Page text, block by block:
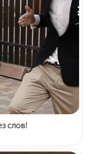
слов!